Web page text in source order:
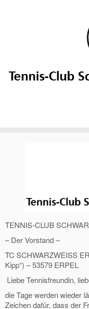
TENNIS-CLUB
– Der Vorstand –
TC SCHWARZWEISS
Kipp“) – 53579 ERPEL
Liebe Tennisfreundin,
die Tage werden wieder
Zeichen dafür, dass der